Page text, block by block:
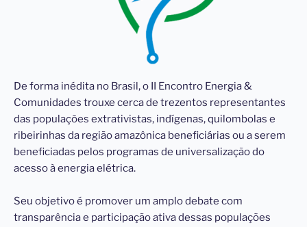
De forma inédita no Brasil, o II Encontro Energia &
Comunidades trouxe cerca de trezentos representantes
das populações extrativistas, indígenas, quilombolas e
ribeirinhas da região amazônica beneficiárias ou a serem
beneficiadas pelos programas de universalização do
acesso à energia elétrica.
Seu objetivo é promover um amplo debate com
transparência e participação ativa dessas populações